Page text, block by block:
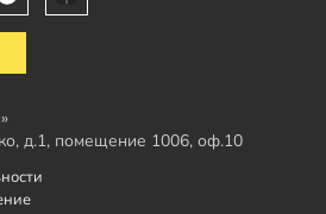
д.1, помещение 1006, оф.10